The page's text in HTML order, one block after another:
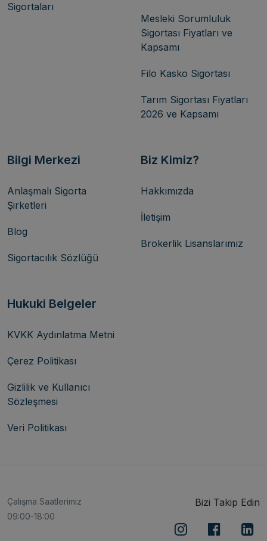
Sigortaları
Mesleki Sorumluluk
Sigortası Fiyatları ve
Kapsamı
Filo Kasko Sigortası
Tarım Sigortası Fiyatları
2026 ve Kapsamı
Bilgi Merkezi
Anlaşmalı Sigorta
Şirketleri
Blog
Sigortacılık Sözlüğü
Biz Kimiz?
Hakkımızda
İletişim
Brokerlik Lisanslarımız
Hukuki Belgeler
KVKK Aydınlatma Metni
Çerez Politikası
Gizlilik ve Kullanıcı
Sözleşmesi
Veri Politikası
Çalışma Saatlerimiz
09:00-18:00
Bizi Takip Edin